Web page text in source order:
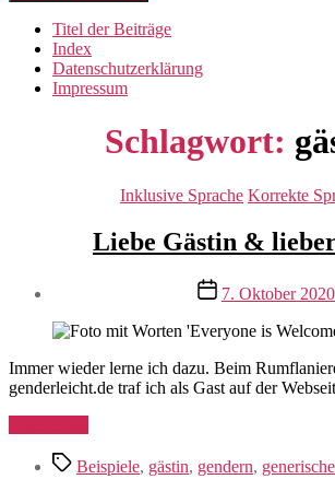
Titel der Beiträge
Index
Datenschutzerklärung
Impressum
Schlagwort:
Kategorien
Inklusive Sprache Korrekte
Liebe Gästin &
7. Oktober 2020
Immer wieder lerne ich dazu. Beim
genderleicht.de traf ich als Gast auf der
&
Schlagwörter
Beispiele, gästin, gendern,